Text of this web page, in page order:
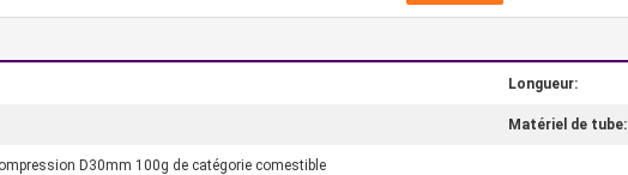
Longueur:
Matériel de tube:
D30mm 100g de catégorie comestible